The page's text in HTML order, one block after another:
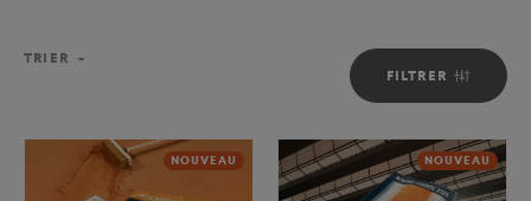
FILTRER
TRIER
NOUVEAU NOUVEAU